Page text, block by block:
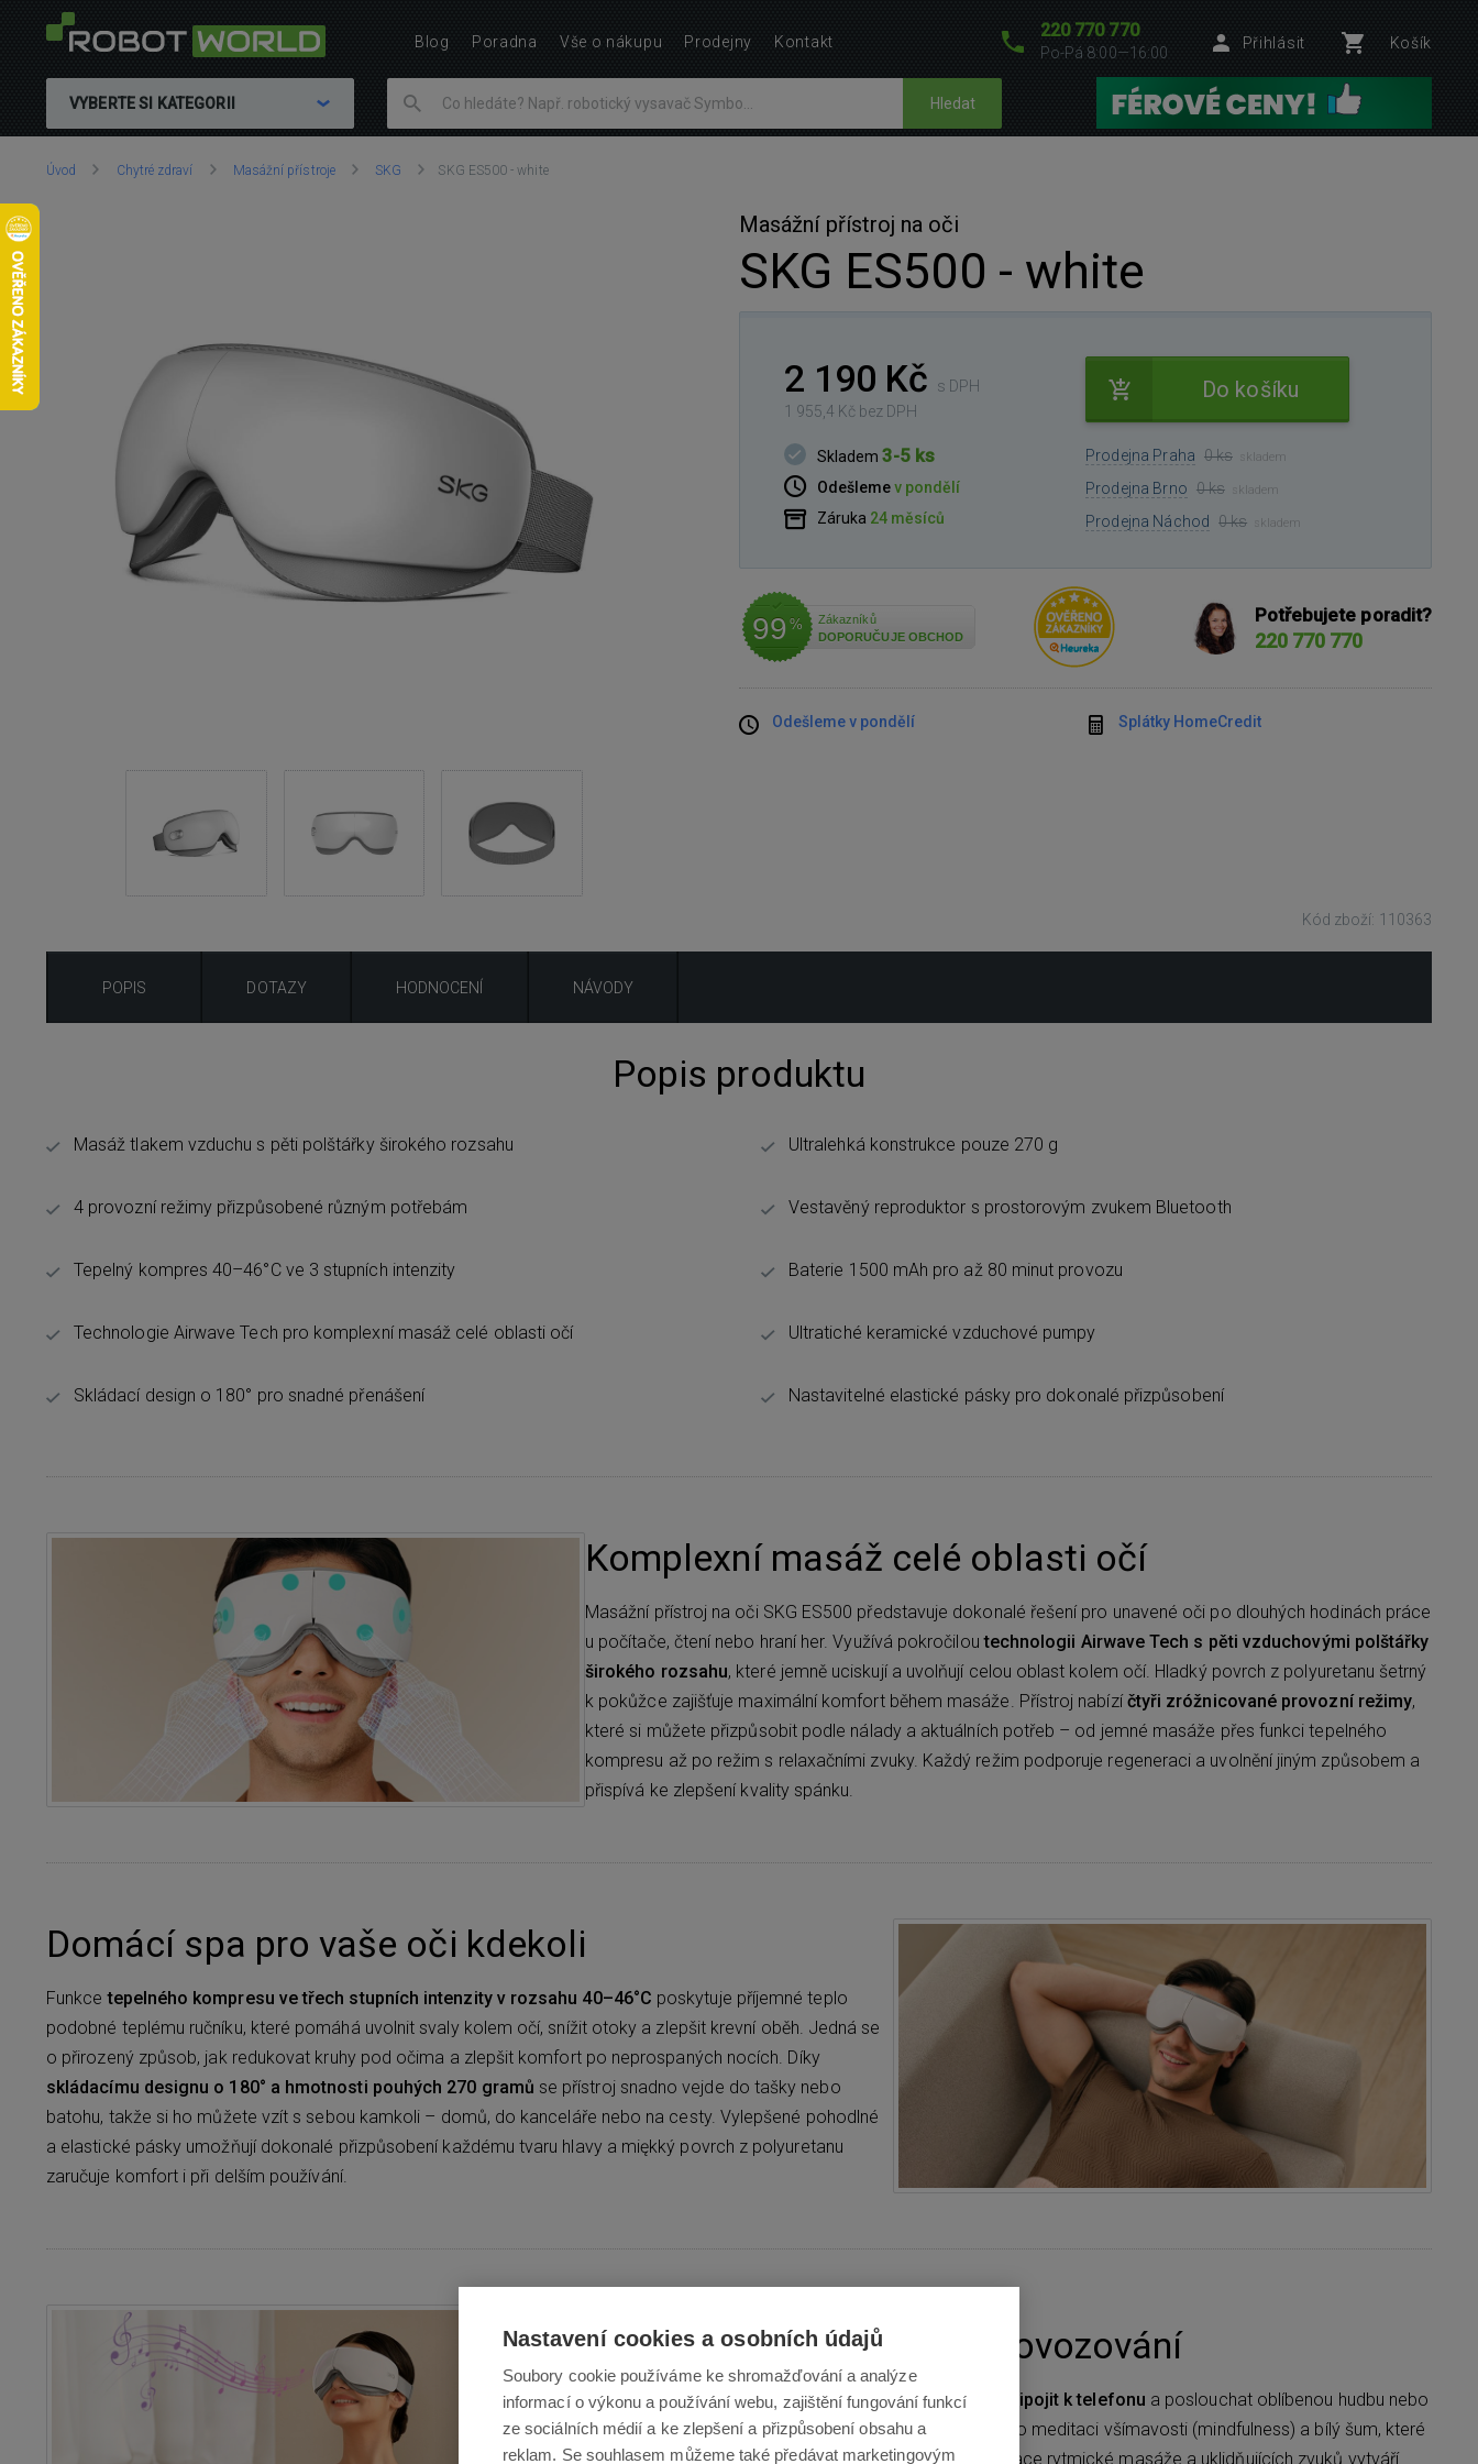
220 770 770
Po-Pá 8:00—16:00
Přihlásit Košík
VYBERTE SI KATEGORII Hledat
Nacházíte
Úvod Chytré zdraví Masážní přístroje SKG SKG ES500 - white
Masážní přístroj na oči
SKG ES500 - white
2 190 Kč
s DPH
1 955,4 Kč bez DPH
Do košíku
Skladem3-5 ks
Odešlemev pondělí
Záruka 24 měsíců
Prodejna Praha 0 ks skladem
Prodejna Brno 0 ks skladem
Prodejna Náchod 0 ks skladem
99 %
Zákazníků
DOPORUČUJE OBCHOD
Potřebujete poradit?
220 770 770
Odešleme v pondělí Splátky HomeCredit
Kód zboží: 110363
POPIS DOTAZY HODNOCENÍ NÁVODY
Popis produktu
Masáž tlakem vzduchu s pěti polštářky širokého rozsahu
4 provozní režimy přizpůsobené různým potřebám
Tepelný kompres 40–46°C ve 3 stupních intenzity
Technologie Airwave Tech pro komplexní masáž celé oblasti očí
Skládací design o 180° pro snadné přenášení
Ultralehká konstrukce pouze 270 g
Vestavěný reproduktor s prostorovým zvukem Bluetooth
Baterie 1500 mAh pro až 80 minut provozu
Ultratiché keramické vzduchové pumpy
Nastavitelné elastické pásky pro dokonalé přizpůsobení
Komplexní masáž celé oblasti očí
Masážní přístroj na oči SKG ES500 představuje dokonalé řešení pro unavené oči po dlouhých hodinách práce
u počítače, čtení nebo hraní her. Využívá pokročiloutechnologii Airwave Tech s pěti vzduchovými polštářky
širokého rozsahu, které jemně uciskují a uvolňují celou oblast kolem očí. Hladký povrch z polyuretanu šetrný
k pokůžce zajišťuje maximální komfort během masáže. Přístroj nabízíčtyři zróžnicované provozní režimy,
které si můžete přizpůsobit podle nálady a aktuálních potřeb – od jemné masáže přes funkci tepelného
kompresu až po režim s relaxačními zvuky. Každý režim podporuje regeneraci a uvolnění jiným způsobem a
přispívá ke zlepšení kvality spánku.
Domácí spa pro vaše oči kdekoli
Funkcetepelného kompresu ve třech stupních intenzity v rozsahu 40–46°C poskytuje příjemné teplo
podobné teplému ručníku, které pomáhá uvolnit svaly kolem očí, snížit otoky a zlepšit krevní oběh. Jedná se
o přirozený způsob, jak redukovat kruhy pod očima a zlepšit komfort po neprospaných nocích. Díky
skládacímu designu o 180° a hmotnosti pouhých 270 gramů se přístroj snadno vejde do tašky nebo
batohu, takže si ho můžete vzít s sebou kamkoli – domů, do kanceláře nebo na cesty. Vylepšené pohodlné
a elastické pásky umožňují dokonalé přizpůsobení každému tvaru hlavy a miękký povrch z polyuretanu
zaručuje komfort i při delším používání.
Prostorový zvuk a tiché provozování
Díkytechnologii Bluetooth můžete masážní přístroj připojit k telefonu a poslouchat oblíbenou hudbu nebo
podcast. Zařízení má také vestavěné relaxační zvuky pro meditaci všímavosti (mindfulness) a bílý šum, které
pomáhají dosáhnout stavu hlubokého uvolnění. Kombinace rytmické masáže a uklidňujících zvuků vytváří
Blog Poradna Vše o nákupu Prodejny Kontakt
Nastavení cookies a osobních údajů
Soubory cookie používáme ke shromažďování a analýze
informací o výkonu a používání webu, zajištění fungování funkcí
ze sociálních médií a ke zlepšení a přizpůsobení obsahu a
reklam. Se souhlasem můžeme také předávat marketingovým